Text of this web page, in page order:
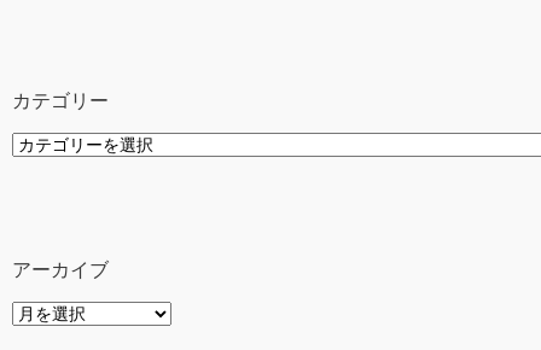
カテゴリー
カ
アーカイブ
ア